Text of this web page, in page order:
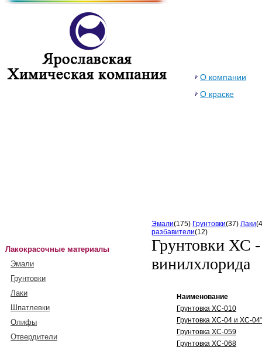
О компании
О краске
Лакокрасочные материалы
Эмали
Грунтовки
Лаки
Шпатлевки
Олифы
Отвердители
Эмали(175) Грунтовки(37) Лаки
разбавители(12)
Грунтовки ХС
винилхлорида
Наименование
Грунтовка ХС-010
Грунтовка ХС-04 и ХС-
Грунтовка ХС-059
Грунтовка ХС-068